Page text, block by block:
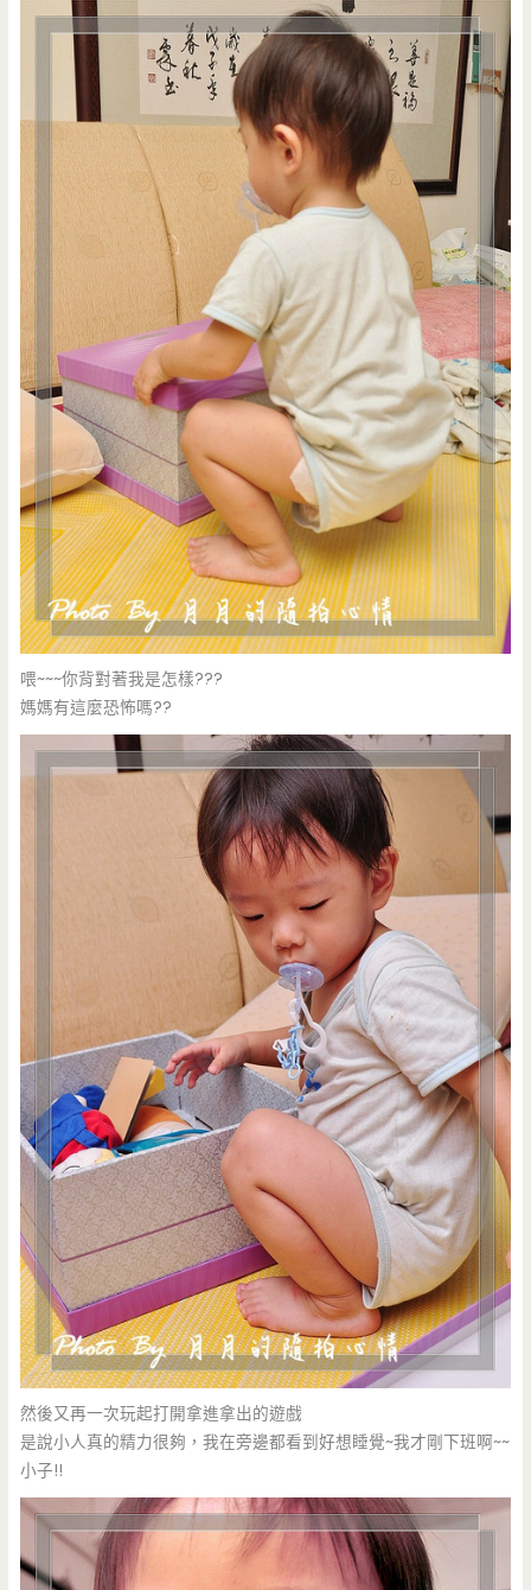
喂~~~你背對著我是怎樣???
媽媽有這麼恐怖嗎??
然後又再一次玩起打開拿進拿出的遊戲
是說小人真的精力很夠，我在旁邊都看到好想睡覺~我才剛下班啊~~
小子!!